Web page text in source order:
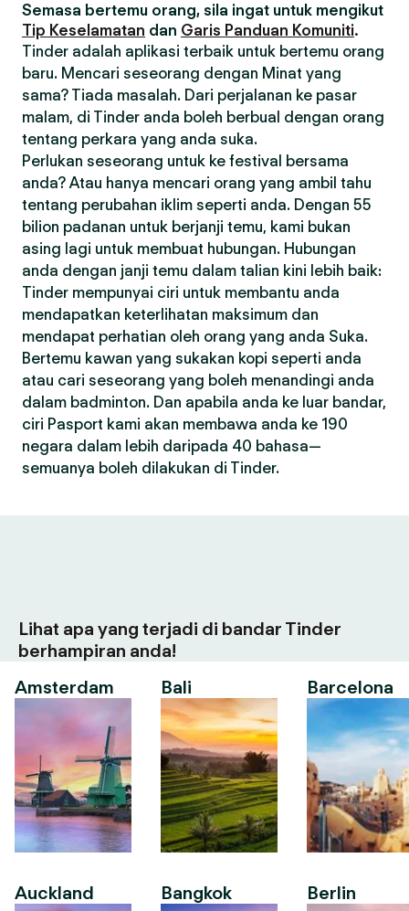
Semasa bertemu orang, sila ingat untuk mengikut
Tip Keselamatan dan Garis Panduan Komuniti.
Tinder adalah aplikasi terbaik untuk bertemu orang
baru. Mencari seseorang dengan Minat yang
sama? Tiada masalah. Dari perjalanan ke pasar
malam, di Tinder anda boleh berbual dengan orang
tentang perkara yang anda suka.
Perlukan seseorang untuk ke festival bersama
anda? Atau hanya mencari orang yang ambil tahu
tentang perubahan iklim seperti anda. Dengan 55
bilion padanan untuk berjanji temu, kami bukan
asing lagi untuk membuat hubungan. Hubungan
anda dengan janji temu dalam talian kini lebih baik:
Tinder mempunyai ciri untuk membantu anda
mendapatkan keterlihatan maksimum dan
mendapat perhatian oleh orang yang anda Suka.
Bertemu kawan yang sukakan kopi seperti anda
atau cari seseorang yang boleh menandingi anda
dalam badminton. Dan apabila anda ke luar bandar,
ciri Pasport kami akan membawa anda ke 190
negara dalam lebih daripada 40 bahasa—
semuanya boleh dilakukan di Tinder.
Lihat apa yang terjadi di bandar Tinder
berhampiran anda!
Amsterdam
Auckland
Bali
Bangkok
Barcelona
Berlin